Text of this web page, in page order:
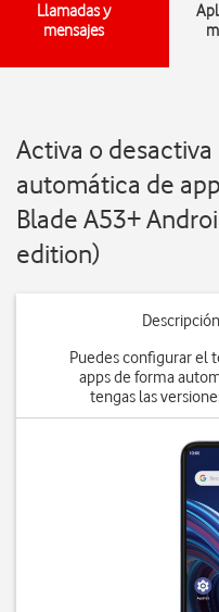
Llamadas y
mensajes
Activa o
automática de
Blade A53+
edition)
Puedes configurar el
apps de forma
tengas las